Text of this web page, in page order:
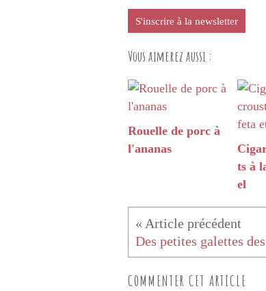
S'inscrire à la newsletter
Vous aimerez aussi :
Rouelle de porc à
l'ananas
ts à
el
COMMENTER CET ARTICLE